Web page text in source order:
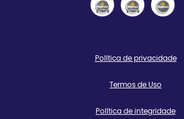
Política de privacidade
Termos de Uso
Política de integridade